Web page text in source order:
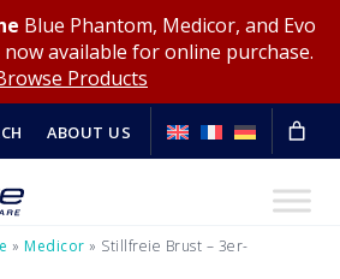
Blue Phantom, Medicor, and Evo
available for online purchase.
Products
ABOUT US
» Medicor » Stillfreie Brust – 3er-